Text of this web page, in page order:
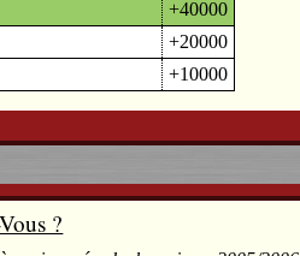
+40000
+20000
+10000
?